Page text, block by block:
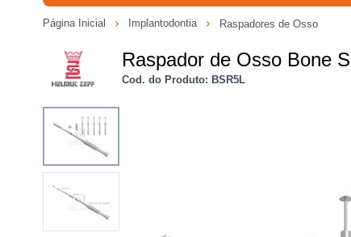
Página Inicial Implantodontia Raspadores de Osso
Raspador de Osso Bone
Cod. do Produto: BSR5L